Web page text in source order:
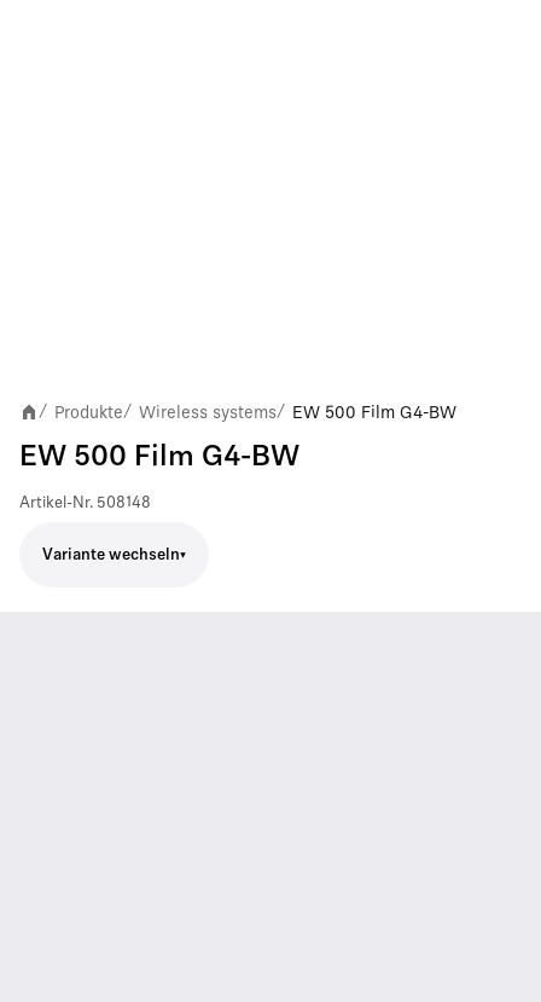
/ Produkte/ Wireless systems/ EW 500 Film G4-BW
EW 500 Film G4-BW
Artikel-Nr. 508148
Variante wechseln